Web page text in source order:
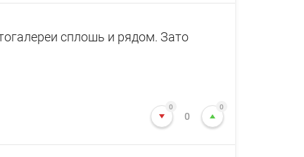
сплошь и рядом. Зато
0
0
0